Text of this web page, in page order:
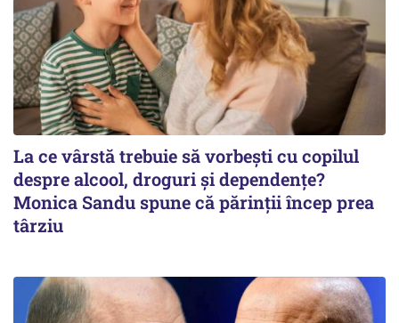
La ce vârstă trebuie să vorbești cu copilul
despre alcool, droguri și dependențe?
Monica Sandu spune că părinții încep prea
târziu